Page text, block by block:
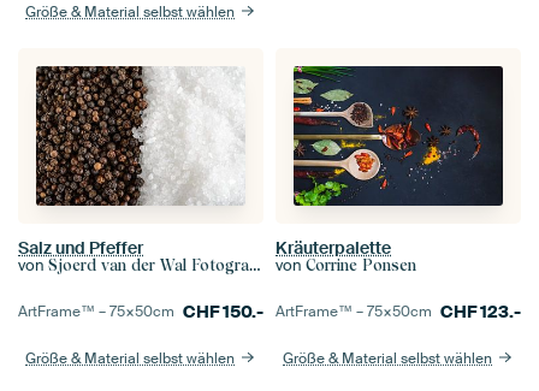
Größe & Material selbst wählen
Salz und Pfeffer
von Sjoerd van der Wal Fotografie
ArtFrame™ –75×50cm CHF150.-
Größe & Material selbst wählen
Kräuterpalette
von Corrine Ponsen
ArtFrame™ –75×50cm CHF123.-
Größe & Material selbst wählen